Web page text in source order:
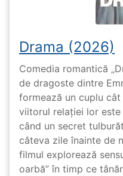
Drama (2026)
Comedia romantică
de dragoste dintre
formează un cuplu
viitorul relației lor
când un secret
câteva zile înainte de
filmul explorează
oarbă” în timp ce